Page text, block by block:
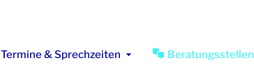
Termine & Sprechzeiten Beratungsstellen